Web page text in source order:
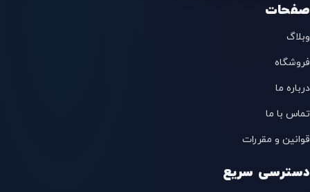
صفحات
وبلاگ
فروشگاه
درباره ما
تماس با ما
قوانین و مقررات
دسترسی سریع